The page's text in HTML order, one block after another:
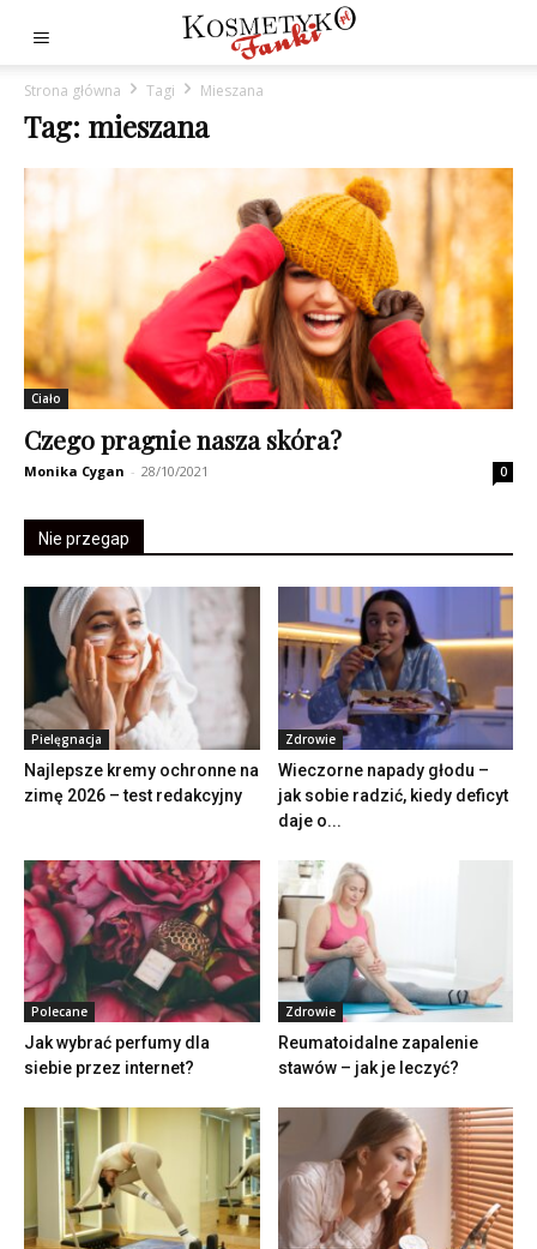
Strona główna Tagi Mieszana
Tag: mieszana
Ciało
Czego pragnie nasza skóra?
Monika Cygan - 28/10/2021 0
Nie przegap
Pielęgnacja
Najlepsze kremy ochronne na
zimę 2026 – test redakcyjny
Zdrowie
Wieczorne napady głodu –
jak sobie radzić, kiedy deficyt
daje o...
Polecane
Jak wybrać perfumy dla
siebie przez internet?
Zdrowie
Reumatoidalne zapalenie
stawów – jak je leczyć?